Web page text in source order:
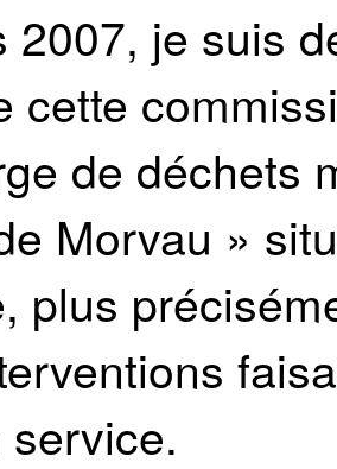
2007, je suis
cette
de déchets
Morvau »
plus